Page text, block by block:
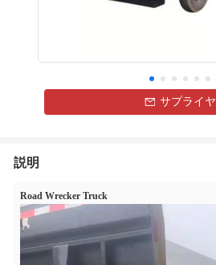
サプライヤ
説明
Road Wrecker Truck